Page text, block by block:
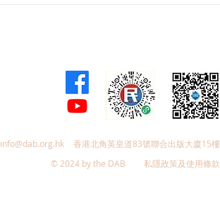
info@dab.org.hk
香港北角英皇道83號聯合出版大廈15樓
© 2024 by the DAB
私隱政策及使用條款